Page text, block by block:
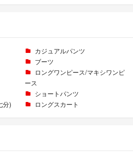
カジュアルパンツ
ブーツ
ロングワンピース/マキシワンピ
ース
ショートパンツ
分)
ロングスカート